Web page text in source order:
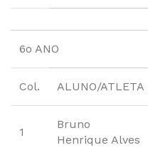
6o ANO
Col. ALUNO/ATLETA
1
Bruno
Henrique Alves